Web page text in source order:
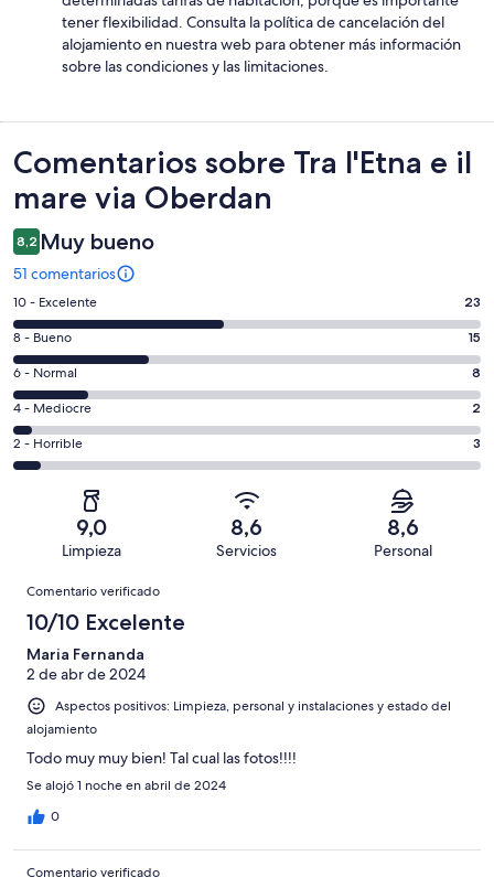
tener flexibilidad. Consulta la política de cancelación del
alojamiento en nuestra web para obtener más información
sobre las condiciones y las limitaciones.
Comentarios
Comentarios sobre Tra l'Etna e il
mare via Oberdan
8,2 Muy bueno
51 comentarios
23
comentarios
de
un
total
de
51
con
puntuación
10 - Excelente 23
15
comentarios
de
un
total
de
51
puntuación
Bueno
8 - Bueno 15
8
comentarios
de
un
total
puntuación
Normal
6 - Normal 8
2
comentarios
de
una
puntuación
Mediocre
4 - Mediocre 2
3
comentarios
una
puntuación
de
2 - Horrible 3
9,0
Limpieza
8,6
Servicios
8,6
Personal
Comentarios
Comentario verificado
10/10 Excelente
Maria Fernanda
2 de abr de 2024
Aspectos positivos: Limpieza, personal y instalaciones y estado del
alojamiento
Todo muy muy bien! Tal cual las fotos!!!!
Se alojó 1 noche en abril de 2024
0
Comentario verificado